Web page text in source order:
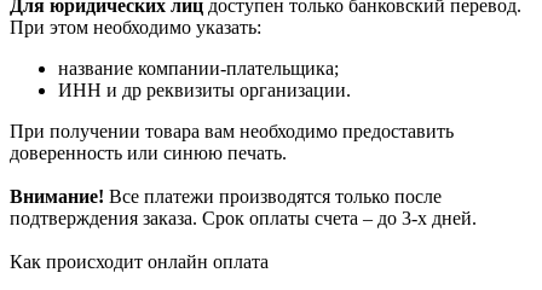
Для юридических лиц доступен только банковский перевод.
При этом необходимо указать:
название компании-плательщика;
ИНН и др реквизиты организации.
При получении товара вам необходимо предоставить
доверенность или синюю печать.
Внимание! Все платежи производятся только после
подтверждения заказа. Срок оплаты счета – до 3-х дней.
Как происходит онлайн оплата